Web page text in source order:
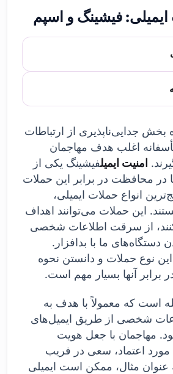
ایمیلی: فیشینگ و اسپم
بخش جدایی‌ناپذیری از ارتباطات
اغلب هدف مهاجمان
امنیت ایمیلفیشینگ یکی از
در محافظت در برابر این حملات
انواع حملات ایمیلی،
این حملات می‌توانند اهداف
کنند، از سرقت اطلاعات شخصی
دستگاه‌های ما با بدافزار.
نوع حملات و دانستن نحوه
برابر آنها بسیار مهم است.
است که معمولاً با هدف به
شخصی از طریق ایمیل‌های
مهاجمان با جعل هویت
اعتماد، سعی در فریب
عنوان مثال، ممکن است ایمیلی